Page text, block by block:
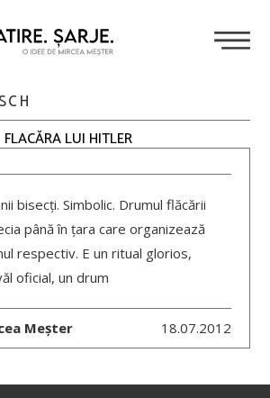
FLACĂRA LUI HITLER
bisecți. Simbolic. Drumul flăcării
până în țara care organizează
respectiv. E un ritual glorios,
oficial, un drum
Meșter 18.07.2012